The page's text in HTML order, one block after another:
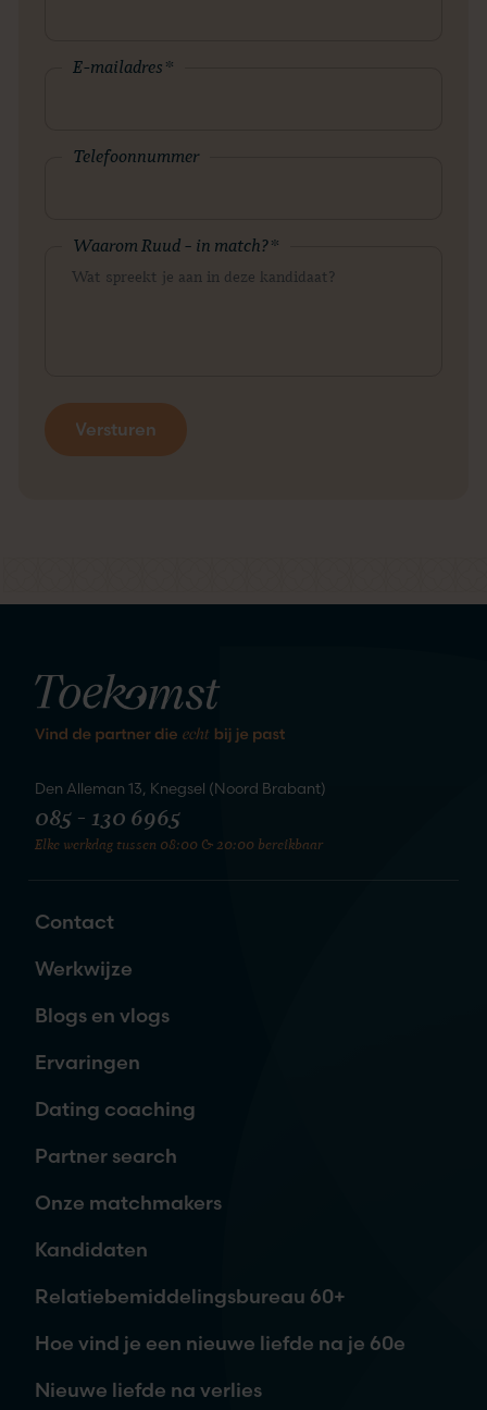
E-mailadres*
Telefoonnummer
Waarom Ruud – in match?*
Den Alleman 13, Knegsel (Noord Brabant)
085 - 130 6965
Elke werkdag tussen 08:00 & 20:00 bereikbaar
Contact
Werkwijze
Blogs en vlogs
Ervaringen
Dating coaching
Partner search
Onze matchmakers
Kandidaten
Relatiebemiddelingsbureau 60+
Hoe vind je een nieuwe liefde na je 60e
Nieuwe liefde na verlies
We staan te springen om
te maken
liefde
Naam